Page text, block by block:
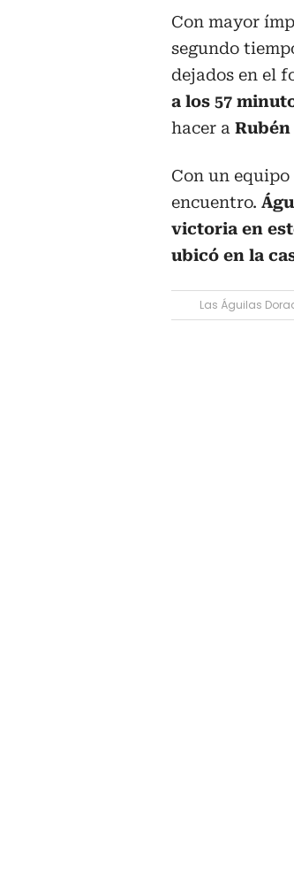
Con mayor
segundo
dejados en el
a los 57
hacer a
Con un
encuentro.
victoria en
ubicó en la
Las Águilas